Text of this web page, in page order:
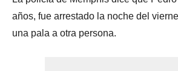
años, fue arrestado la noche del
una pala a otra persona.